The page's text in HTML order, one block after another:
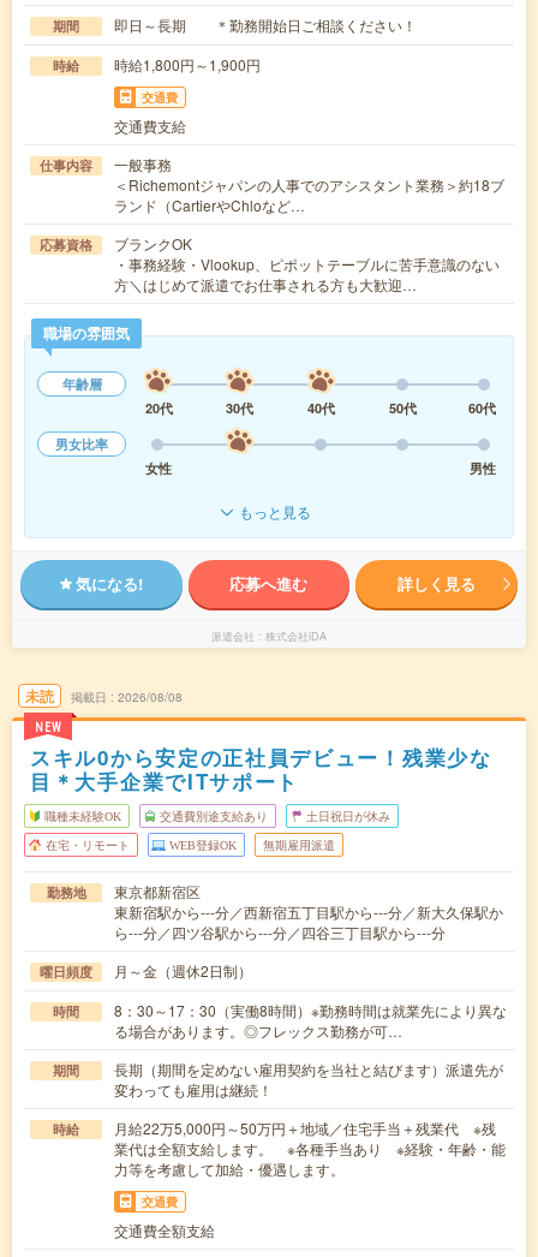
期間 即日～長期 ＊勤務開始日ご相談ください！
時給 時給1,800円～1,900円
交通費
交通費支給
仕事内容
一般事務
＜Richemontジャパンの人事でのアシスタント業務＞約18ブ
ランド（CartierやChloなど…
応募資格
ブランクOK
・事務経験・Vlookup、ピポットテーブルに苦手意識のない
方＼はじめて派遣でお仕事される方も大歓迎…
職場の雰囲気
年齢層
20代
30代 40代 50代
60代
男女比率
女性
男性
もっと見る
気になる! 応募へ進む 詳しく見る
派遣会社 株式会社iDA
未読
NEW
掲載日 2026/08/08
スキル0から安定の正社員デビュー！残業少な
目＊大手企業でITサポート
職種未経験OK 交通費別途支給あり 土日祝日が休み
在宅・リモート WEB登録OK 無期雇用派遣
勤務地
東京都新宿区
東新宿駅から---分／西新宿五丁目駅から---分／新大久保駅か
ら---分／四ツ谷駅から---分／四谷三丁目駅から---分
曜日頻度 月～金（週休2日制）
時間
8：30～17：30（実働8時間）※勤務時間は就業先により異な
る場合があります。◎フレックス勤務が可…
期間
長期（期間を定めない雇用契約を当社と結びます）派遣先が
変わっても雇用は継続！
時給
月給22万5,000円～50万円＋地域／住宅手当＋残業代 ※残
業代は全額支給します。 ※各種手当あり ※経験・年齢・能
力等を考慮して加給・優遇します。
交通費
交通費全額支給